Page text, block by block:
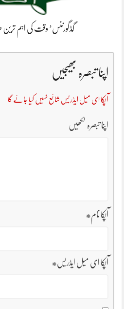
گڈگورننس’ وقت کی اہم
اپنا تبصرہ بھیجیں
آپکا ای میل ایڈریس شائع نہیں کیا جائے گا
اپنا تبصرہ لکھیں
آپکا نام*
آپکا ای میل ایڈریس*